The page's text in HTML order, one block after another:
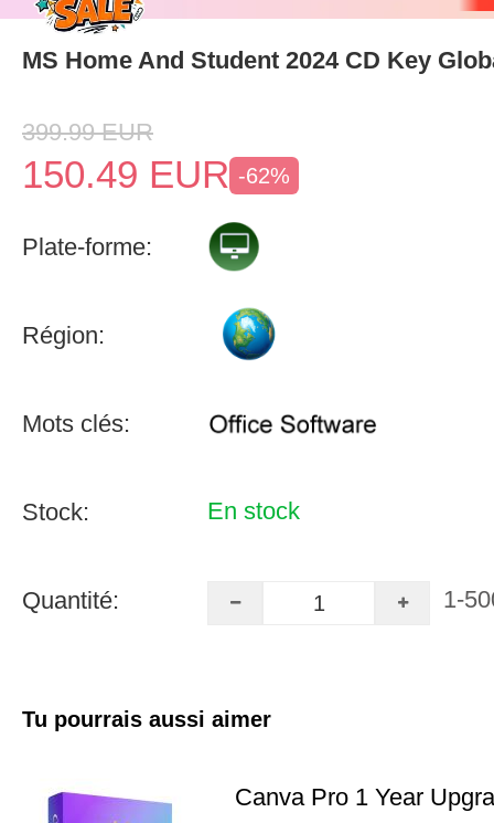
MS Home And Student 2024 CD Key
399.99 EUR
150.49 EUR -62%
Plate-forme:
Région:
Mots clés:
Stock: En stock
Quantité: 1-
Tu pourrais aussi aimer
Canva Pro 1 Year